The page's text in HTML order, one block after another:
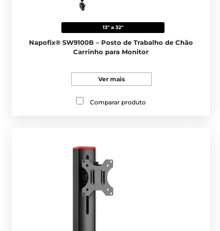
13" a 32"
Napofix® SW9100B – Posto de Trabalho de Chão
Carrinho para Monitor
Ver mais
Comparar produto